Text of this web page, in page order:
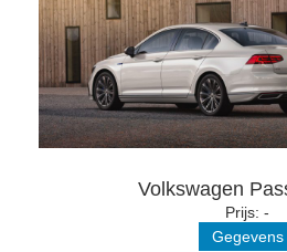
Volkswagen
Prijs: -
Gegevens